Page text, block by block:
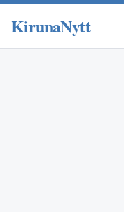
KirunaNytt